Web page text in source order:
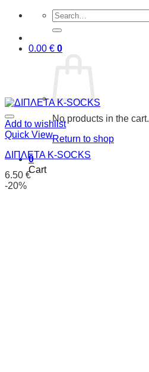
Search
for:
0.00 € 0
No products in the cart.
Return to shop
0
Cart
Add to wishlist
Quick View
ΔΙΠΛΕΤΑ K-SOCKS
6.50 €
-20%